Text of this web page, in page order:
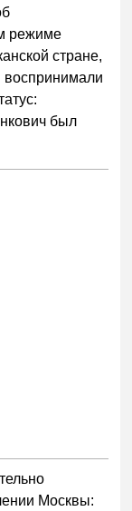
режиме
стране,
воспринимали
был
Москвы: